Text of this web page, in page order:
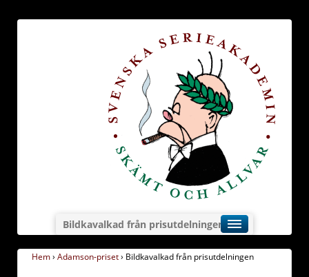
Bildkavalkad från prisutdelningen
Hem› Adamson-priset› Bildkavalkad från prisutdelningen